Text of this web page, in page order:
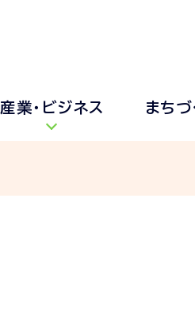
産業・ビジネス まちづ